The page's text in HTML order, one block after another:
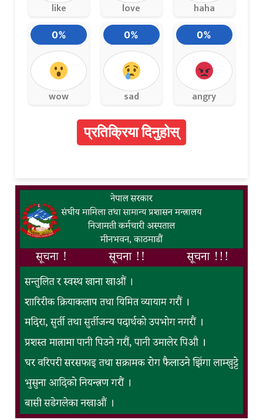
like love haha
0%
wow
0%
sad
0%
angry
प्रतिक्रिया दिनुहोस्